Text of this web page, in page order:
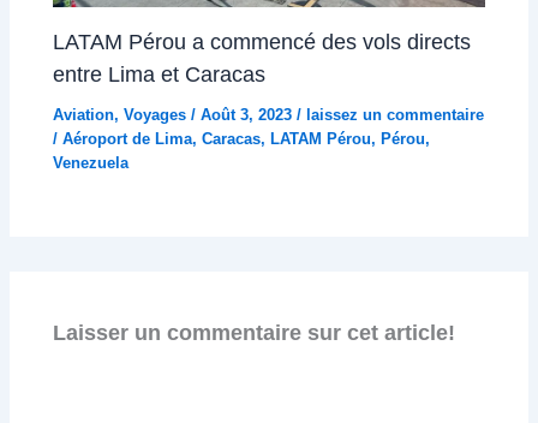
LATAM Pérou a commencé des vols directs
entre Lima et Caracas
Aviation,Voyages /Août 3, 2023/laissez un commentaire
/Aéroport de Lima,Caracas,LATAM Pérou,Pérou,
Venezuela
Laisser un commentaire sur cet article!